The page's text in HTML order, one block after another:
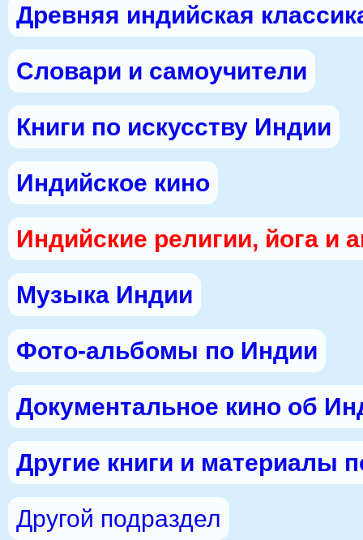
Древняя индийская
Словари и самоучители
Книги по искусству Индии
Индийское кино
Индийские религии, йога и
Музыка Индии
Фото-альбомы по Индии
Документальное кино об
Другие книги и материалы
Другой подраздел